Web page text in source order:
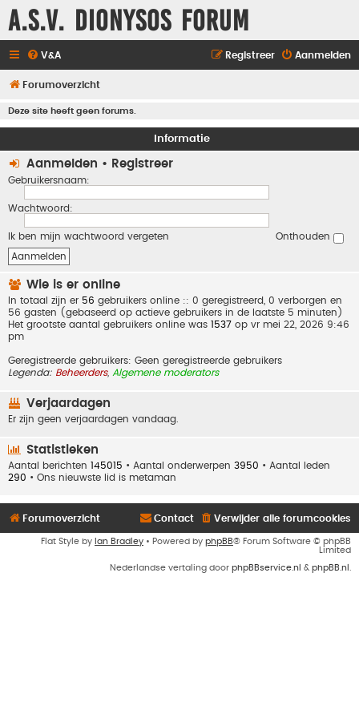
A.S.V. Dionysos Forum
V&A Aanmelden
Registreer
Forumoverzicht
Deze site heeft geen forums.
Informatie
Aanmelden • Registreer
Gebruikersnaam:
Wachtwoord:
Ik ben mijn wachtwoord vergeten Onthouden
Wie is er online
In totaal zijn er 56 gebruikers online :: 0 geregistreerd, 0 verborgen en
56 gasten (gebaseerd op actieve gebruikers in de laatste 5 minuten)
Het grootste aantal gebruikers online was 1537 op vr mei 22, 2026 9:46
pm
Geregistreerde gebruikers: Geen geregistreerde gebruikers
Legenda: Beheerders, Algemene moderators
Verjaardagen
Er zijn geen verjaardagen vandaag.
Statistieken
Aantal berichten 145015 • Aantal onderwerpen 3950 • Aantal leden
290 • Ons nieuwste lid is metaman
Forumoverzicht Verwijder alle forumcookies
Contact
Flat Style by Ian Bradley • Powered by phpBB® Forum Software © phpBB
Limited
Nederlandse vertaling door phpBBservice.nl & phpBB.nl